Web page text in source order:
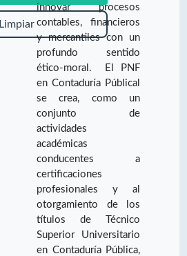
Limpiar
innovar procesos
contables, financieros
y mercantiles con un
profundo sentido
ético-moral. El PNF
en Contaduría Públical
se crea, como un
conjunto de
actividades
académicas
conducentes a
certificaciones
profesionales y al
otorgamiento de los
títulos de Técnico
Superior Universitario
en Contaduría Pública,